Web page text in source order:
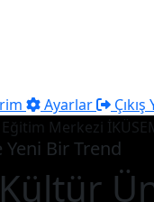
Ayarlar Çıkış
Bir Trend